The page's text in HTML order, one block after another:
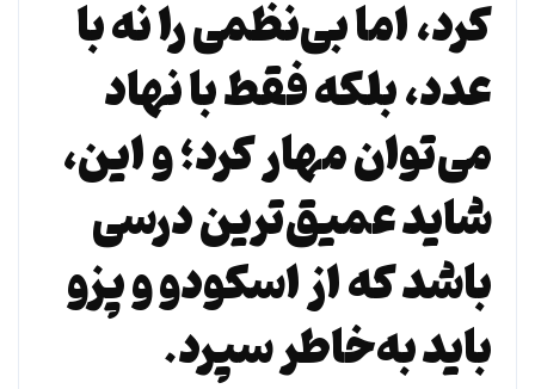
کرد، اما بی‌نظمی را نه با
عدد، بلکه فقط با نهاد
می‌توان مهار کرد؛ و این،
شاید عمیق‌ترین درسی
باشد که از اسکودو و پزو
باید به‌خاطر سپرد.